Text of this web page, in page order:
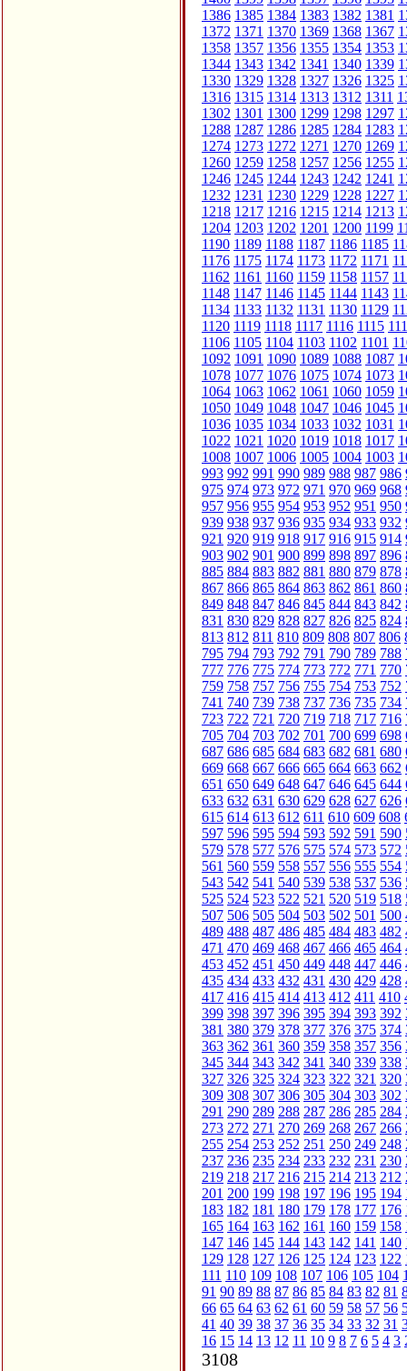
1386 1385 1384 1383 1382 1381
1372 1371 1370 1369 1368 1367
1358 1357 1356 1355 1354 1353
1344 1343 1342 1341 1340 1339
1330 1329 1328 1327 1326 1325
1316 1315 1314 1313 1312 1311
1302 1301 1300 1299 1298 1297
1288 1287 1286 1285 1284 1283
1274 1273 1272 1271 1270 1269
1260 1259 1258 1257 1256 1255
1246 1245 1244 1243 1242 1241
1232 1231 1230 1229 1228 1227
1218 1217 1216 1215 1214 1213
1204 1203 1202 1201 1200 1199
1190 1189 1188 1187 1186 1185
1176 1175 1174 1173 1172 1171
1162 1161 1160 1159 1158 1157
1148 1147 1146 1145 1144 1143
1134 1133 1132 1131 1130 1129
1120 1119 1118 1117 1116 1115
1106 1105 1104 1103 1102 1101
1092 1091 1090 1089 1088 1087
1078 1077 1076 1075 1074 1073
1064 1063 1062 1061 1060 1059
1050 1049 1048 1047 1046 1045
1036 1035 1034 1033 1032 1031
1022 1021 1020 1019 1018 1017
1008 1007 1006 1005 1004 1003
993 992 991 990 989 988 987 986
975 974 973 972 971 970 969 968
957 956 955 954 953 952 951 950
939 938 937 936 935 934 933 932
921 920 919 918 917 916 915 914
903 902 901 900 899 898 897 896
885 884 883 882 881 880 879 878
867 866 865 864 863 862 861 860
849 848 847 846 845 844 843 842
831 830 829 828 827 826 825 824
813 812 811 810 809 808 807 806
795 794 793 792 791 790 789 788
777 776 775 774 773 772 771 770
759 758 757 756 755 754 753 752
741 740 739 738 737 736 735 734
723 722 721 720 719 718 717 716
705 704 703 702 701 700 699 698
687 686 685 684 683 682 681 680
669 668 667 666 665 664 663 662
651 650 649 648 647 646 645 644
633 632 631 630 629 628 627 626
615 614 613 612 611 610 609 608
597 596 595 594 593 592 591 590
579 578 577 576 575 574 573 572
561 560 559 558 557 556 555 554
543 542 541 540 539 538 537 536
525 524 523 522 521 520 519 518
507 506 505 504 503 502 501 500
489 488 487 486 485 484 483 482
471 470 469 468 467 466 465 464
453 452 451 450 449 448 447 446
435 434 433 432 431 430 429 428
417 416 415 414 413 412 411 410
399 398 397 396 395 394 393 392
381 380 379 378 377 376 375 374
363 362 361 360 359 358 357 356
345 344 343 342 341 340 339 338
327 326 325 324 323 322 321 320
309 308 307 306 305 304 303 302
291 290 289 288 287 286 285 284
273 272 271 270 269 268 267 266
255 254 253 252 251 250 249 248
237 236 235 234 233 232 231 230
219 218 217 216 215 214 213 212
201 200 199 198 197 196 195 194
183 182 181 180 179 178 177 176
165 164 163 162 161 160 159 158
147 146 145 144 143 142 141 140
129 128 127 126 125 124 123 122
111 110 109 108 107 106 105 104
91 90 89 88 87 86 85 84 83 82 81
66 65 64 63 62 61 60 59 58 57 56
41 40 39 38 37 36 35 34 33 32 31
16 15 14 13 12 11 10 9 8 7 6 5 4 3
3108